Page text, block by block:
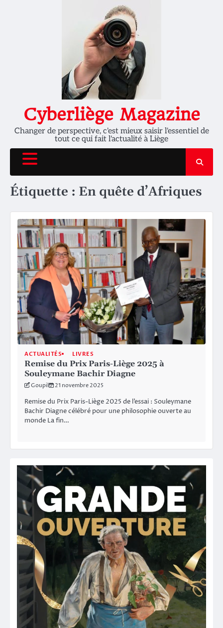
Cyberliège Magazine
Changer de perspective, c'est mieux saisir l'essentiel de
tout ce qui fait l'actualité à Liège
Étiquette : En quête d’Afriques
ACTUALITÉS LIVRES
Remise du Prix Paris-Liège 2025 à
Souleymane Bachir Diagne
Goupil 21 novembre 2025
Remise du Prix Paris-Liège 2025 de l’essai : Souleymane
Bachir Diagne célébré pour une philosophie ouverte au
monde La fin…